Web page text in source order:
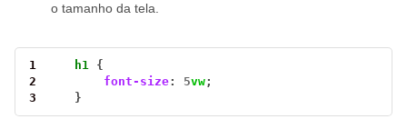
o tamanho da tela.
1 h1
2
font-size: 5vw
3
    }